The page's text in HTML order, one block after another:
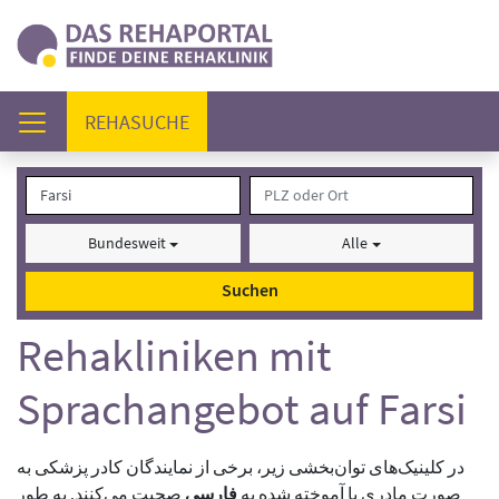
REHASUCHE(AKTUELL)
Bundesweit Alle
Suchen
Rehakliniken mit
Sprachangebot auf Farsi
در کلینیک‌های توان‌بخشی زیر، برخی از نمایندگان کادر پزشکی به
صورت مادری یا آموخته شده به فارسی صحبت می‌کنند. به طور